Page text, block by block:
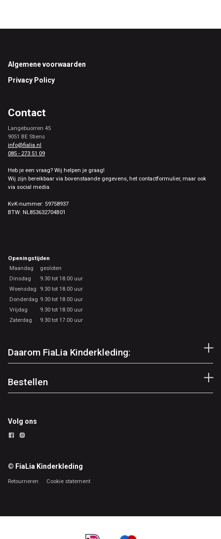
Footer
Algemene voorwaarden
Privacy Policy
Contact
Langebuorren 45
9051 BE Stiens
info@fialia.nl
085 - 273 51 09
Heb je een vraag? Wij helpen je graag!
Wij zijn bereikbaar via bovenstaande gegevens, het contactformulier, maar ook
via social media.
KvK-nummer: 59758937
BTW: NL853632704B01
Openingstijden
Maandag
gesloten
Dinsdag
9.30 tot 18.00 uur
Woensdag
9.30 tot 18.00 uur
Donderdag 9.30 tot 18.00 uur
Vrijdag
9.30 tot 18.00 uur
Zaterdag
9.30 tot 17.00 uur
Daarom FiaLia Kinderkleding:
Bestellen
Volg ons
© FiaLia Kinderkleding
Retourneren Cookie statement